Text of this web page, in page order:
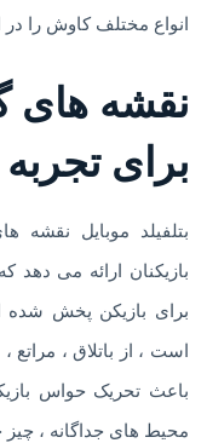
انواع مختلف کاوش را در
نقشه های
برای
بتلفیلد موبایل نقشه
بازیکنان ارائه می دهد
برای بازیکن پخش شده
است ، از باتلاق ، مراتع
باعث تحریک حواس
محیط های جداگانه ،